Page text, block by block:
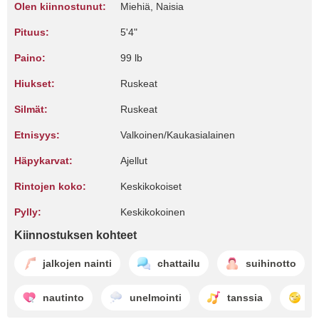
Olen kiinnostunut: Miehiä, Naisia
Pituus: 5'4"
Paino: 99 lb
Hiukset: Ruskeat
Silmät: Ruskeat
Etnisyys: Valkoinen/Kaukasialainen
Häpykarvat: Ajellut
Rintojen koko: Keskikokoiset
Pylly: Keskikokoinen
Kiinnostuksen kohteet
jalkojen nainti chattailu suihinotto
nautinto unelmointi tanssia